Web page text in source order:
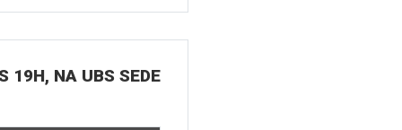
19H, NA UBS SEDE